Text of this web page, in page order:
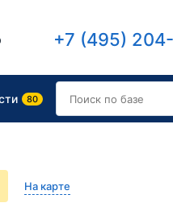
+7 (495)
80
На карте